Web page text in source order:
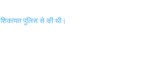
पुलिस से की थी।